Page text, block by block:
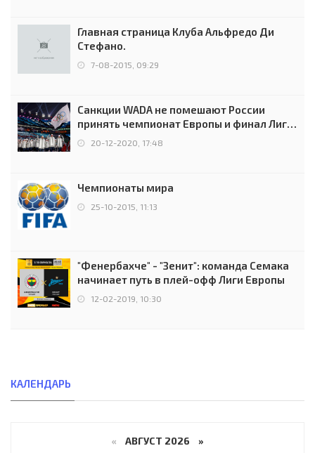
Главная страница Клуба Альфредо Ди
Стефано.
7-08-2015, 09:29
Санкции WADA не помешают России
принять чемпионат Европы и финал Лиги
чемпионов.
20-12-2020, 17:48
Чемпионаты мира
25-10-2015, 11:13
"Фенербахче" - "Зенит": команда Семака
начинает путь в плей-офф Лиги Европы
12-02-2019, 10:30
КАЛЕНДАРЬ
« АВГУСТ 2026 »